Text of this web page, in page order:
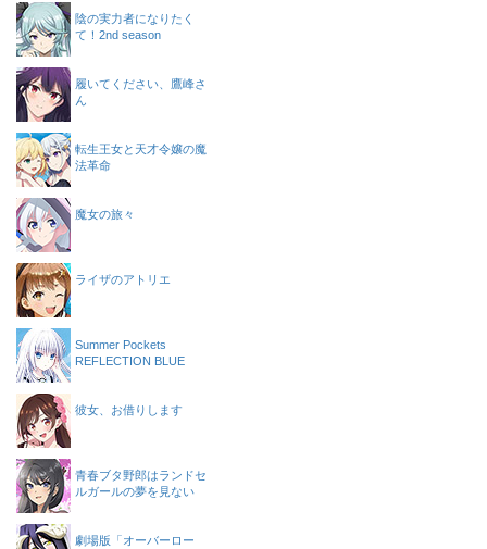
陰の実力者になりたく
て！2nd season
履いてください、鷹峰さ
ん
転生王女と天才令嬢の魔
法革命
魔女の旅々
ライザのアトリエ
Summer Pockets
REFLECTION BLUE
彼女、お借りします
青春ブタ野郎はランドセ
ルガールの夢を見ない
劇場版「オーバーロー